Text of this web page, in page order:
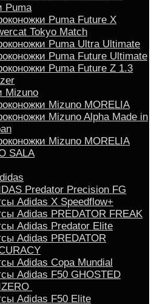
Puma
Puma Future X
Tokyo Match
Puma Ultra Ultimate
Puma Future Ultimate
Puma Future Z 1.3
Mizuno
Mizuno MORELIA
Mizuno Alpha Made in
Mizuno MORELIA
SALA
Predator Precision FG
Аdidas X Speedflow+
Adidas PREDATOR FREAK
Adidas Predator Elite
Adidas PREDATOR
Adidas Copa Mundial
Аdidas F50 GHOSTED
Adidas F50 Elite